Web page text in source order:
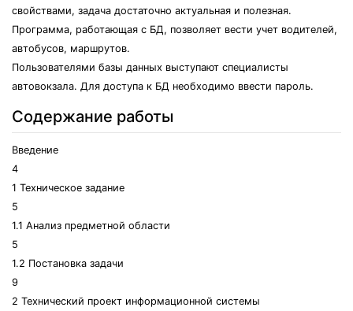
свойствами, задача достаточно актуальная и полезная.
Программа, работающая с БД, позволяет вести учет водителей,
автобусов, маршрутов.
Пользователями базы данных выступают специалисты
автовокзала. Для доступа к БД необходимо ввести пароль.
Содержание работы
Введение
4
1 Техническое задание
5
1.1 Анализ предметной области
5
1.2 Постановка задачи
9
2 Технический проект информационной системы